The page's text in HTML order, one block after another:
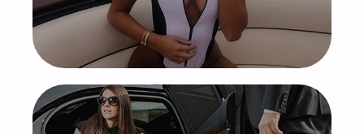
Роскошная жизнь